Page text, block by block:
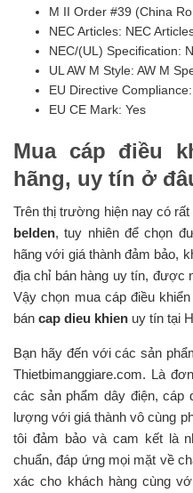
M II Order #39 (China
NEC Articles: NEC
NEC/(UL) Specification:
UL AW M Style: AW M
EU Directive
EU CE Mark: Yes
Mua cáp điều
hãng, uy tín ở
Trên thị trường hiện nay có rất
belden, tuy nhiên để chọn
hãng với giá thành đảm bảo,
địa chỉ bán hàng uy tín, được
Vậy chọn mua cáp điều
bán cap dieu khien uy tín tại
Bạn hãy đến với các sản
Thietbimanggiare.com. Là
các sản phẩm dây điện, cáp
lượng với giá thành vô cùng
tôi đảm bảo và cam kết là
chuẩn, đáp ứng mọi mặt về
xác cho khách hàng cùng